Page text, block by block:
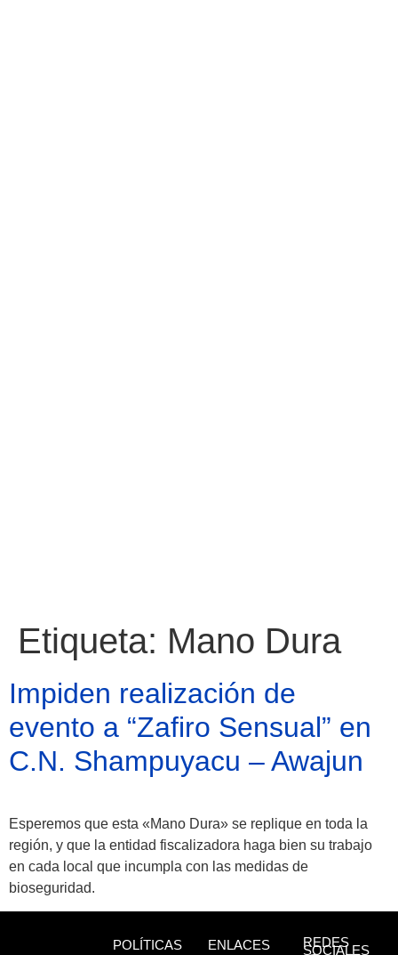
Atractivos
Moyobamba, está
Etiqueta: Mano Dura
Impiden realización de
evento a “Zafiro Sensual” en
C.N. Shampuyacu – Awajun
Esperemos que esta «Mano Dura» se replique en toda la
región, y que la entidad fiscalizadora haga bien su trabajo
en cada local que incumpla con las medidas de
bioseguridad.
POLÍTICAS ENLACES REDES
SOCIALES